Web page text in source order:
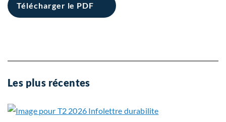
Télécharger le PDF
Les plus récentes